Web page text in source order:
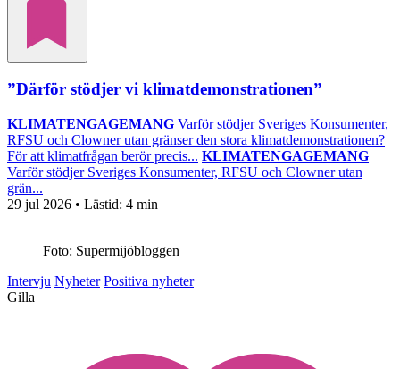
”Därför stödjer vi klimatdemonstrationen”
KLIMATENGAGEMANG Varför stödjer Sveriges Konsumenter,
RFSU och Clowner utan gränser den stora klimatdemonstrationen?
För att klimatfrågan berör precis... KLIMATENGAGEMANG
Varför stödjer Sveriges Konsumenter, RFSU och Clowner utan
grän...
29 jul 2026 • Lästid: 4 min
Foto: Supermijöbloggen
Intervju Nyheter Positiva nyheter
Gilla